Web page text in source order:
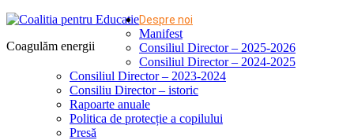
Coagulăm energii
Despre noi
Manifest
Consiliul Director – 2025-2026
Consiliul Director – 2024-2025
Consiliul Director – 2023-2024
Consiliu Director – istoric
Rapoarte anuale
Politica de protecție a copilului
Presă